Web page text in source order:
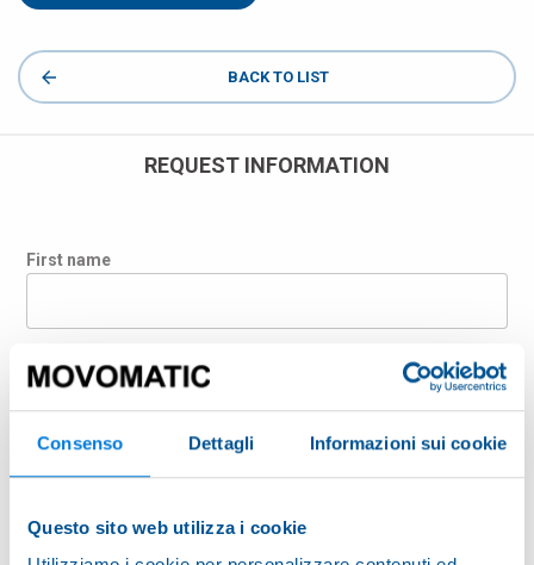
Consenso Dettagli Informazioni sui cookie
Questo sito web utilizza i cookie
BACK TO LIST
REQUEST INFORMATION
First name
Company
Country